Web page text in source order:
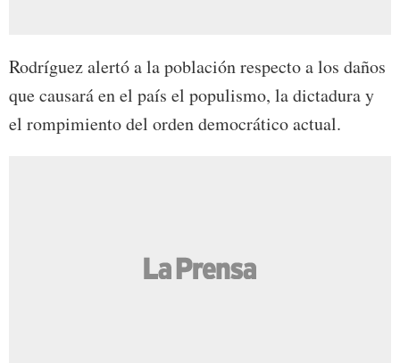
Rodríguez alertó a la población respecto a los daños
que causará en el país el populismo, la dictadura y
el rompimiento del orden democrático actual.